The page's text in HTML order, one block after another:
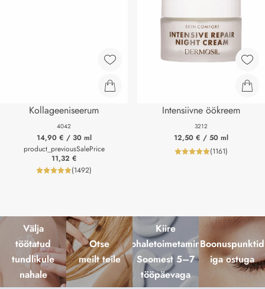
Kollageeniseerum
4042
14,90 € / 30 ml
product_previousSalePrice
11,32 €
product_reviewNumberLabel
(1492)
Intensiivne öökreem
3212
12,50 € / 50 ml
(1161)
Välja
töötatud
tundlikule
nahale
Otse
meilt teile
Kiire
kohaletoimetamine
Soomest 5–7
tööpäevaga
Boonuspunktid
iga ostuga